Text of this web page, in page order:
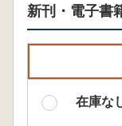
新刊・電子書
在庫な